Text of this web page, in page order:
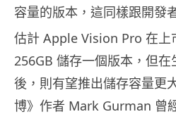
容量的版本，這同樣跟開發
估計 Apple Vision Pro 在上
256GB 儲存一個版本，但
後，則有望推出儲存容量更
博》作者 Mark Gurman 曾